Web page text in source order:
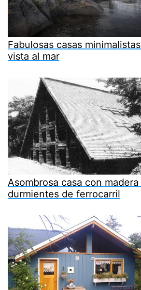
Fabulosas casas
vista al mar
Asombrosa casa con
durmientes de ferrocarril